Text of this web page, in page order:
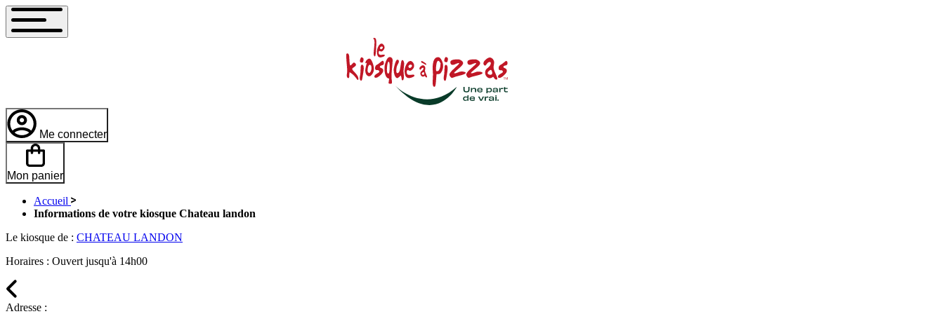
Me connecter
Mon panier
Accueil
Informations de votre kiosque Chateau landon
Le kiosque de : CHATEAU LANDON
Horaires : Ouvert jusqu'à 14h00
Adresse :